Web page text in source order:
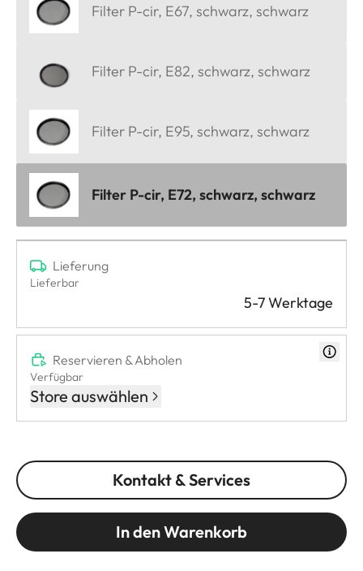
Filter P-cir, E67, schwarz, schwarz
Filter P-cir, E82, schwarz, schwarz
Filter P-cir, E95, schwarz, schwarz
Filter P-cir, E72, schwarz, schwarz
Lieferung
Lieferbar
5-7 Werktage
Reservieren & Abholen
Verfügbar
Store auswählen
Kontakt & Services
In den Warenkorb